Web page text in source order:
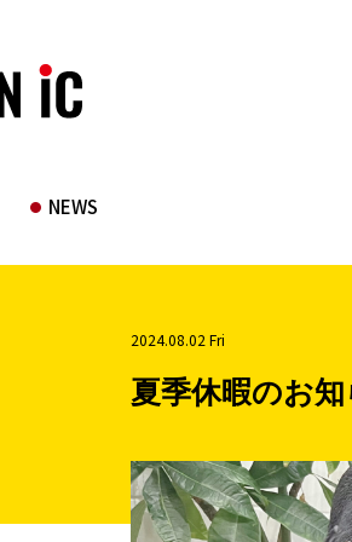
NEWS
2024.08.02 Fri
夏季休暇のお